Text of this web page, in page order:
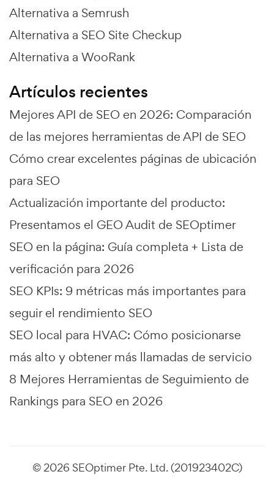
Alternativa a Semrush
Alternativa a SEO Site Checkup
Alternativa a WooRank
Artículos recientes
Mejores API de SEO en 2026: Comparación
de las mejores herramientas de API de SEO
Cómo crear excelentes páginas de ubicación
para SEO
Actualización importante del producto:
Presentamos el GEO Audit de SEOptimer
SEO en la página: Guía completa + Lista de
verificación para 2026
SEO KPIs: 9 métricas más importantes para
seguir el rendimiento SEO
SEO local para HVAC: Cómo posicionarse
más alto y obtener más llamadas de servicio
8 Mejores Herramientas de Seguimiento de
Rankings para SEO en 2026
© 2026 SEOptimer Pte. Ltd. (201923402C)